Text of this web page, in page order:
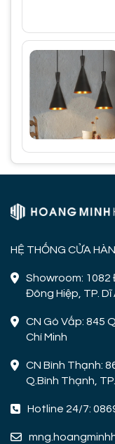
HỆ THỐNG CỬA
Showroom: 1082
Đông Hiệp, TP. Dĩ
CN Gò Vấp: 845
Chí Minh
CN Bình Thạnh:
Q.Bình Thạnh,
Hotline 24/7: